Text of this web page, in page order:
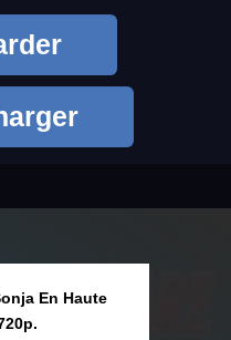
En Haute